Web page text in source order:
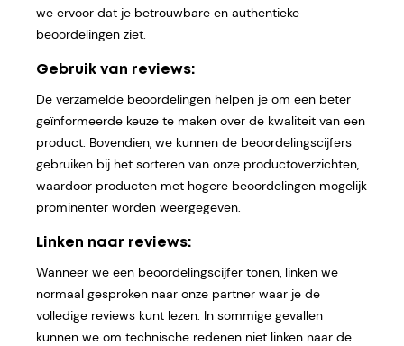
we ervoor dat je betrouwbare en authentieke
beoordelingen ziet.
Gebruik van reviews:
De verzamelde beoordelingen helpen je om een beter
geïnformeerde keuze te maken over de kwaliteit van een
product. Bovendien, we kunnen de beoordelingscijfers
gebruiken bij het sorteren van onze productoverzichten,
waardoor producten met hogere beoordelingen mogelijk
prominenter worden weergegeven.
Linken naar reviews:
Wanneer we een beoordelingscijfer tonen, linken we
normaal gesproken naar onze partner waar je de
volledige reviews kunt lezen. In sommige gevallen
kunnen we om technische redenen niet linken naar de